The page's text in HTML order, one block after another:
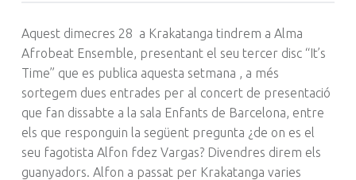
Aquest dimecres 28 a Krakatanga tindrem a Alma
Afrobeat Ensemble, presentant el seu tercer disc “It’s
Time” que es publica aquesta setmana , a més
sortegem dues entrades per al concert de presentació
que fan dissabte a la sala Enfants de Barcelona, entre
els que responguin la següent pregunta ¿de on es el
seu fagotista Alfon fdez Vargas? Divendres direm els
guanyadors. Alfon a passat per Krakatanga varies